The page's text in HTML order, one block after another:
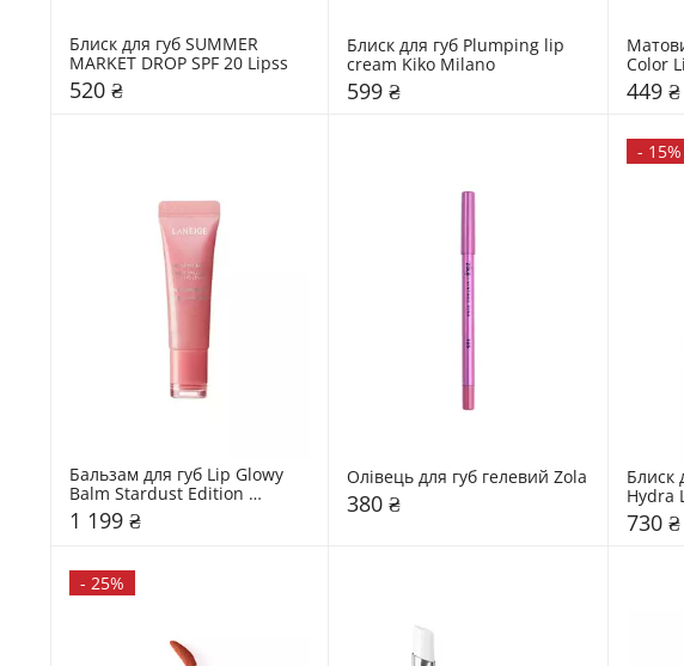
Блиск для губ SUMMER
MARKET DROP SPF 20 Lipss
520 ₴
Блиск для губ Plumping lip
cream Kiko Milano
599 ₴ 449 ₴
Бальзам для губ Lip Glowy
Balm Stardust Edition
LANEIGE 10 г
1 199 ₴
Олівець для губ гелевий Zola
380 ₴
- 15%
Блиск
Hydra
Edition
730 ₴
- 25%